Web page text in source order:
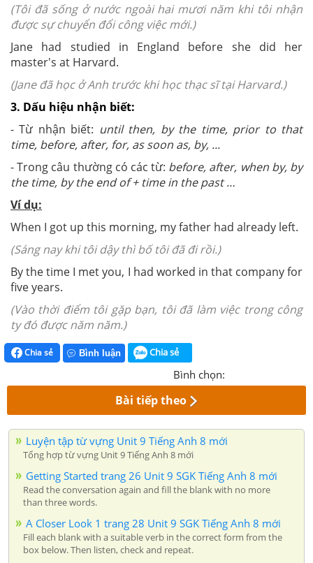
(Tôi đã sống ở nước ngoài hai mươi năm khi tôi nhận
được sự chuyển đổi công việc mới.)
Jane had studied in England before she did her
master's at Harvard.
(Jane đã học ở Anh trước khi học thạc sĩ tại Harvard.)
3. Dấu hiệu nhận biết:
- Từ nhận biết: until then, by the time, prior to that
time, before, after, for, as soon as, by, ...
- Trong câu thường có các từ: before, after, when by, by
the time, by the end of + time in the past …
Ví dụ:
When I got up this morning, my father had already left.
(Sáng nay khi tôi dậy thì bố tôi đã đi rồi.)
By the time I met you, I had worked in that company for
five years.
(Vào thời điểm tôi gặp bạn, tôi đã làm việc trong công
ty đó được năm năm.)
Chia sẻ Bình luận Chia sẻ
Bình chọn:
Bài tiếp theo
Luyện tập từ vựng Unit 9 Tiếng Anh 8 mới
Tổng hợp từ vựng Unit 9 Tiếng Anh 8 mới
Getting Started trang 26 Unit 9 SGK Tiếng Anh 8 mới
Read the conversation again and fill the blank with no more
than three words.
A Closer Look 1 trang 28 Unit 9 SGK Tiếng Anh 8 mới
Fill each blank with a suitable verb in the correct form from the
box below. Then listen, check and repeat.